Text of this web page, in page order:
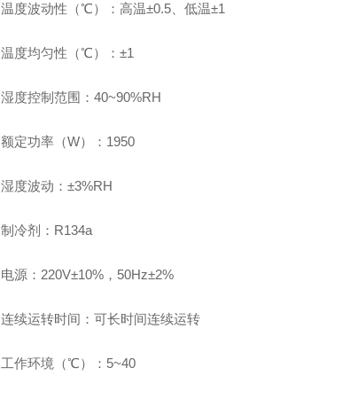
温度波动性（℃）：高温±0.5、低温±1
温度均匀性（℃）：±1
湿度控制范围：40~90%RH
额定功率（W）：1950
湿度波动：±3%RH
制冷剂：R134a
电源：220V±10%，50Hz±2%
连续运转时间：可长时间连续运转
工作环境（℃）：5~40